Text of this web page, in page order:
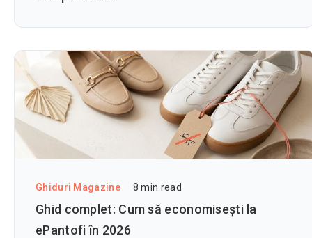
Ghiduri Magazine 8 min read
Ghid complet: Cum să economisești la
ePantofi în 2026